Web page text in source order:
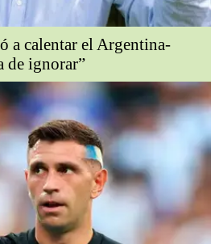
a calentar el Argentina-
de ignorar”